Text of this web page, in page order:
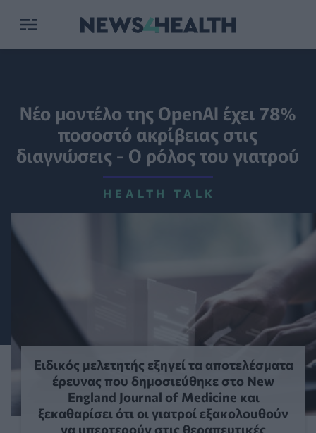
Νέο μοντέλο της OpenAI έχει 78%
ποσοστό ακρίβειας στις
διαγνώσεις - Ο ρόλος του γιατρού
HEALTH TALK
Ειδικός μελετητής εξηγεί τα αποτελέσματα
έρευνας που δημοσιεύθηκε στο New
England Journal of Medicine και
ξεκαθαρίσει ότι οι γιατροί εξακολουθούν
να υπερτερούν στις θεραπευτικές